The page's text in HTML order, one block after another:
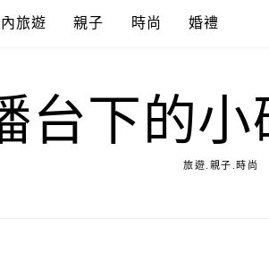
旅遊 親子 時尚 婚禮
台下的
旅遊.親子.時尚